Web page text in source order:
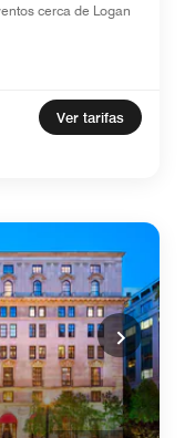
cerca de Logan
Ver tarifas